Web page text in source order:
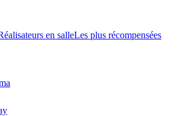
en salleLes plus récompensées